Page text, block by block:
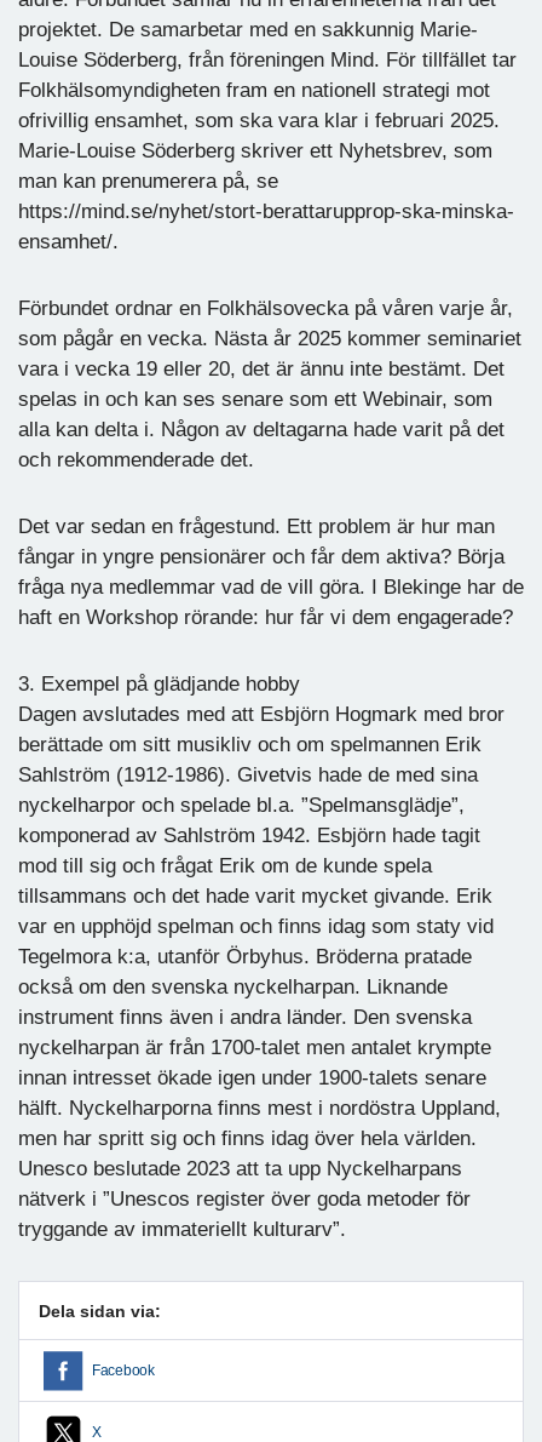
projektet. De samarbetar med en sakkunnig Marie-
Louise Söderberg, från föreningen Mind. För tillfället tar
Folkhälsomyndigheten fram en nationell strategi mot
ofrivillig ensamhet, som ska vara klar i februari 2025.
Marie-Louise Söderberg skriver ett Nyhetsbrev, som
man kan prenumerera på, se
https://mind.se/nyhet/stort-berattarupprop-ska-minska-
ensamhet/.
Förbundet ordnar en Folkhälsovecka på våren varje år,
som pågår en vecka. Nästa år 2025 kommer seminariet
vara i vecka 19 eller 20, det är ännu inte bestämt. Det
spelas in och kan ses senare som ett Webinair, som
alla kan delta i. Någon av deltagarna hade varit på det
och rekommenderade det.
Det var sedan en frågestund. Ett problem är hur man
fångar in yngre pensionärer och får dem aktiva? Börja
fråga nya medlemmar vad de vill göra. I Blekinge har de
haft en Workshop rörande: hur får vi dem engagerade?
3. Exempel på glädjande hobby
Dagen avslutades med att Esbjörn Hogmark med bror
berättade om sitt musikliv och om spelmannen Erik
Sahlström (1912-1986). Givetvis hade de med sina
nyckelharpor och spelade bl.a. ”Spelmansglädje”,
komponerad av Sahlström 1942. Esbjörn hade tagit
mod till sig och frågat Erik om de kunde spela
tillsammans och det hade varit mycket givande. Erik
var en upphöjd spelman och finns idag som staty vid
Tegelmora k:a, utanför Örbyhus. Bröderna pratade
också om den svenska nyckelharpan. Liknande
instrument finns även i andra länder. Den svenska
nyckelharpan är från 1700-talet men antalet krympte
innan intresset ökade igen under 1900-talets senare
hälft. Nyckelharporna finns mest i nordöstra Uppland,
men har spritt sig och finns idag över hela världen.
Unesco beslutade 2023 att ta upp Nyckelharpans
nätverk i ”Unescos register över goda metoder för
tryggande av immateriellt kulturarv”.
Dela sidan via:
Facebook
X